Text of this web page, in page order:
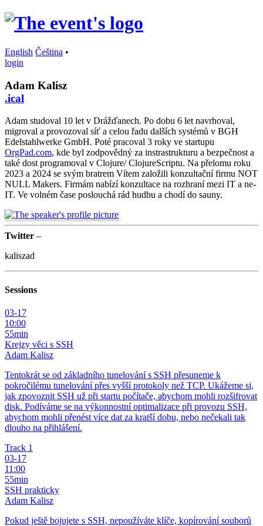
English Čeština •
login
Adam Kalisz
.ical
Adam studoval 10 let v Drážďanech. Po dobu 6 let navrhoval,
migroval a provozoval síť a celou řadu dalších systémů v BGH
Edelstahlwerke GmbH. Poté pracoval 3 roky ve startupu
OrgPad.com, kde byl zodpovědný za instrastrukturu a bezpečnost a
také dost programoval v Clojure/ ClojureScriptu. Na přelomu roku
2023 a 2024 se svým bratrem Vítem založili konzultační firmu NOT
NULL Makers. Firmám nabízí konzultace na rozhraní mezi IT a ne-
IT. Ve volném čase poslouchá rád hudbu a chodí do sauny.
Twitter –
kaliszad
Sessions
03-17
10:00
55min
Krejzy věci s SSH
Adam Kalisz
Tentokrát se od základního tunelování s SSH přesuneme k
pokročilému tunelování přes vyšší protokoly než TCP. Ukážeme si,
jak zpovoznit SSH už při startu počítače, abychom mohli rozšifrovat
disk. Podíváme se na výkonnostní optimalizace při provozu SSH,
abychom mohli přenést více dat za kratší dobu, nebo nečekali tak
dlouho na přihlášení.
Track 1
03-17
11:00
55min
SSH prakticky
Adam Kalisz
Pokud ještě bojujete s SSH, nepoužíváte klíče, kopírování souborů